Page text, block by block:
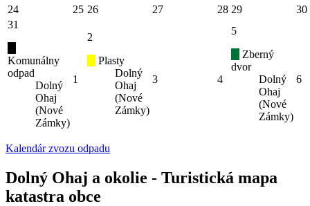
24 25 26 27 28 29
30
31
Komunálny
odpad
Dolný
Ohaj
(Nové
Zámky)
1
2
Plasty
Dolný
Ohaj
(Nové
Zámky)
3 4
5
Zberný
dvor
Dolný
Ohaj
(Nové
Zámky)
6
Kalendár zvozu odpadu
Dolný Ohaj a okolie - Turistická mapa
katastra obce